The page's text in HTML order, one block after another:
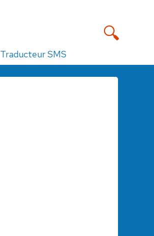
Traducteur SMS